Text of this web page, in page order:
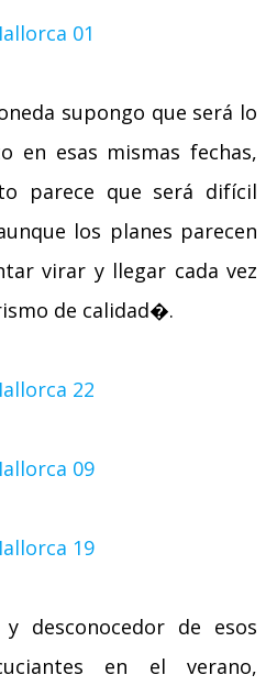
supongo que será lo
en esas mismas fechas,
parece que será difícil
los planes parecen
virar y llegar cada vez
de calidad�.
desconocedor de esos
en el verano,